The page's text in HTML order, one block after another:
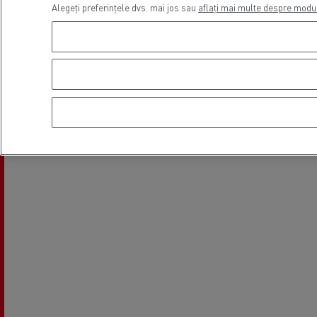
Locație
Alegeți preferințele dvs. mai jos sau aflați mai multe despre